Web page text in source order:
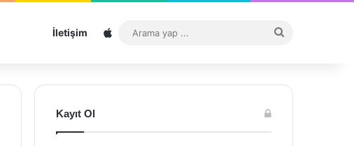
İletişim Sitemap
...
Kayıt Ol